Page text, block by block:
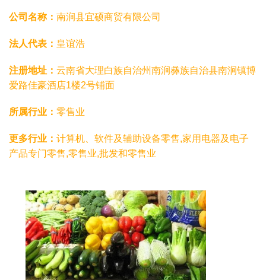
公司名称： 南涧县宜硕商贸有限公司
法人代表： 皇谊浩
注册地址： 云南省大理白族自治州南涧彝族自治县南涧镇博
爱路佳豪酒店1楼2号铺面
所属行业： 零售业
更多行业： 计算机、软件及辅助设备零售,家用电器及电子
产品专门零售,零售业,批发和零售业